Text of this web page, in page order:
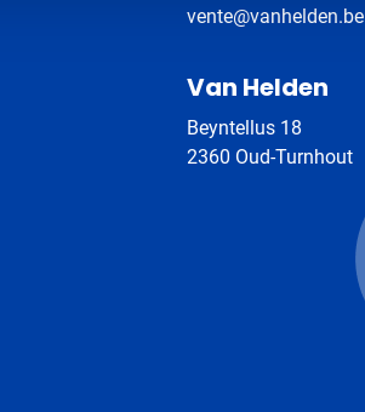
vente@vanhelden.be
Van Helden
Beyntellus 18
2360 Oud-Turnhout